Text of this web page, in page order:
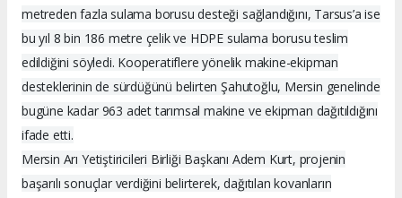
metreden fazla sulama borusu desteği sağlandığını, Tarsus’a ise
bu yıl 8 bin 186 metre çelik ve HDPE sulama borusu teslim
edildiğini söyledi. Kooperatiflere yönelik makine-ekipman
desteklerinin de sürdüğünü belirten Şahutoğlu, Mersin genelinde
bugüne kadar 963 adet tarımsal makine ve ekipman dağıtıldığını
ifade etti.
Mersin Arı Yetiştiricileri Birliği Başkanı Adem Kurt, projenin
başarılı sonuçlar verdiğini belirterek, dağıtılan kovanların